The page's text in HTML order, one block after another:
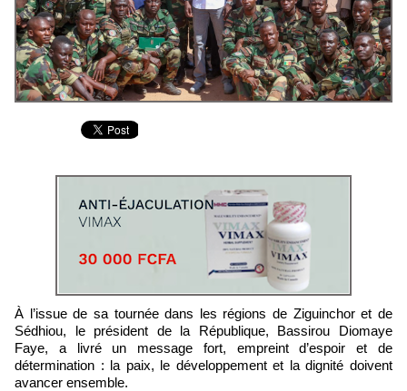
À l’issue de sa tournée dans les régions de Ziguinchor et de
Sédhiou, le président de la République, Bassirou Diomaye
Faye, a livré un message fort, empreint d’espoir et de
détermination : la paix, le développement et la dignité doivent
avancer ensemble.